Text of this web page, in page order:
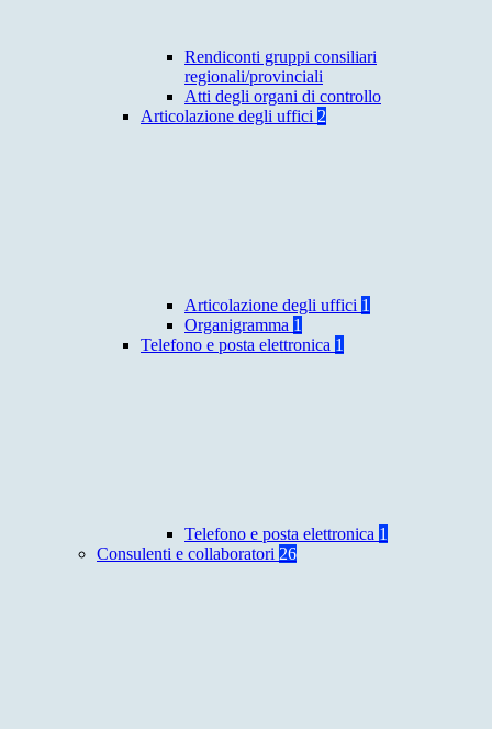
Rendiconti gruppi consiliari
regionali/provinciali
Atti degli organi di controllo
Articolazione degli uffici 2
Articolazione degli uffici 1
Organigramma 1
Telefono e posta elettronica 1
Telefono e posta elettronica 1
Consulenti e collaboratori 26